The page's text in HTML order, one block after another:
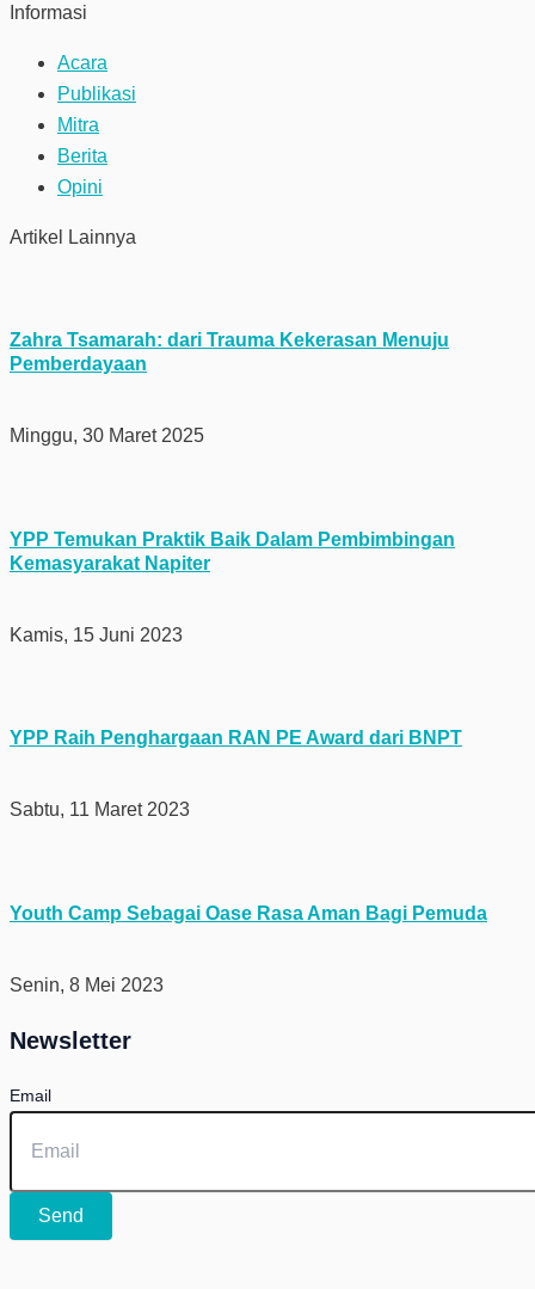
Informasi
Acara
Publikasi
Mitra
Berita
Opini
Artikel Lainnya
Zahra Tsamarah: dari Trauma Kekerasan Menuju
Pemberdayaan
Minggu, 30 Maret 2025
YPP Temukan Praktik Baik Dalam Pembimbingan
Kemasyarakat Napiter
Kamis, 15 Juni 2023
YPP Raih Penghargaan RAN PE Award dari BNPT
Sabtu, 11 Maret 2023
Youth Camp Sebagai Oase Rasa Aman Bagi Pemuda
Senin, 8 Mei 2023
Newsletter
Email
Send